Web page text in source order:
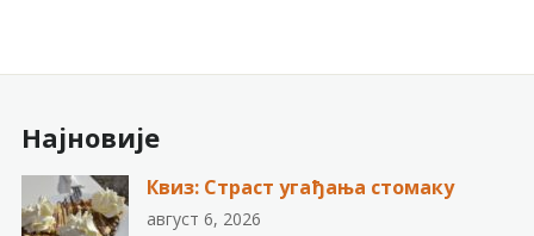
Најновије
Квиз: Страст угађања стомаку
август 6, 2026